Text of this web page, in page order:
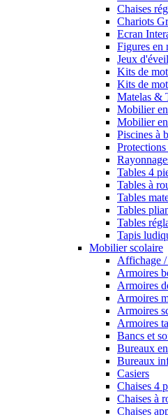
Chaises
Chariots
Ecran
Figures en
Jeux
Kits de
Kits de
Matelas &
Mobilier en
Mobilier
Piscines à
Tables 4
Tables à
Tables
Tables
Tables
Tapis
Mobilier scolaire
Affichage
Armoires
Armoires
Armoires
Armoires
Armoires
Bancs et
Bureaux
Bureaux
Casiers
Chaises 4
Chaises à
Chaises